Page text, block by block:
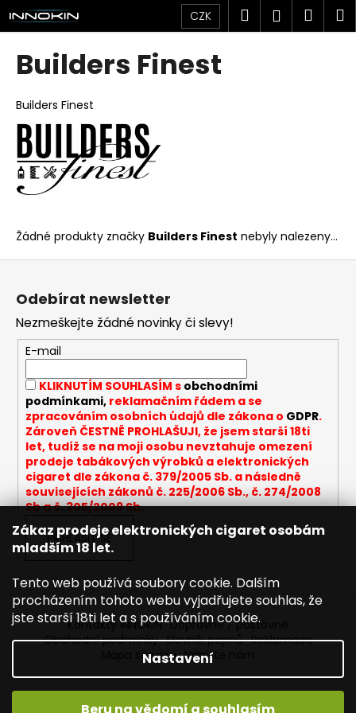
Zákaz prodeje elektronických cigaret osobám
mladším 18 let.
Tento web používá soubory cookie. Dalším
procházením tohoto webu vyjadřujete souhlas, že
jste starší 18ti let a s používáním cookie.
Nastavení
Přejít
na
obsah
CZK Hledat
Builders Finest
Builders Finest
Žádné produkty značky Builders Finest nebyly nalezeny...
K
o
o
p
o
t
ř
b
u
e
t
e
n
a
D
o
p
r
u
Odebírat newsletter
Nezmeškejte žádné novinky či slevy!
E-mail
KLIKNUTÍM SOUHLASÍM s obchodními
podmínkami,reklamačním řádem a se
zpracováním osobních údajů dle zákona o GDPR.
Zároveň ČESTNĚ PROHLAŠUJI, že jsem starší 18ti
let, tudíž se na moji osobu nevztahuje omezení
prodeje tabákových výrobků a elektronických
cigaret dle zákona č. 379/2005 Sb. a následně
souvisejících zákonů č. 225/2006 Sb., č. 274/2008
Sb a č. 305/2009 Sb.
PŘIHLÁSIT SE
Kontakty INNOKIN Dopravné / poštovné
Obchodní podmínky Slovník pojmů Reklamace
Mapa serveru Napište nám
Vytvořil Shoptet